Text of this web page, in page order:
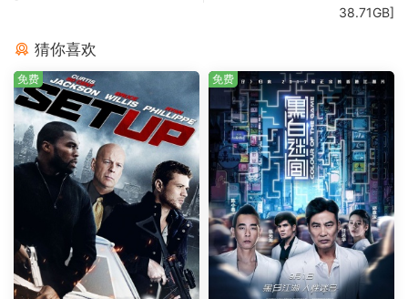
38.71GB]
猜你喜欢
免费 免费